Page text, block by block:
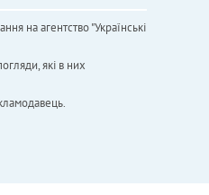
на агентство "Українськi
які в них